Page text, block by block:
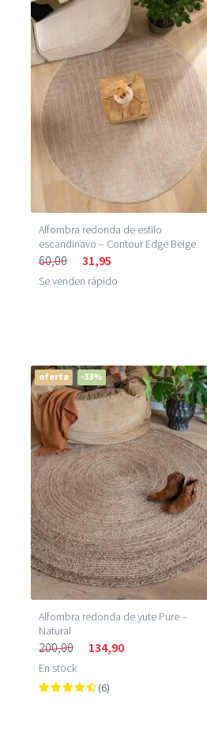
Alfombra redonda de estilo
escandinavo – Contour Edge Beige
60,00 31,95
Se venden rápido
oferta -33%
Alfombra redonda de yute Pure –
Natural
200,00 134,90
En stock
(6)